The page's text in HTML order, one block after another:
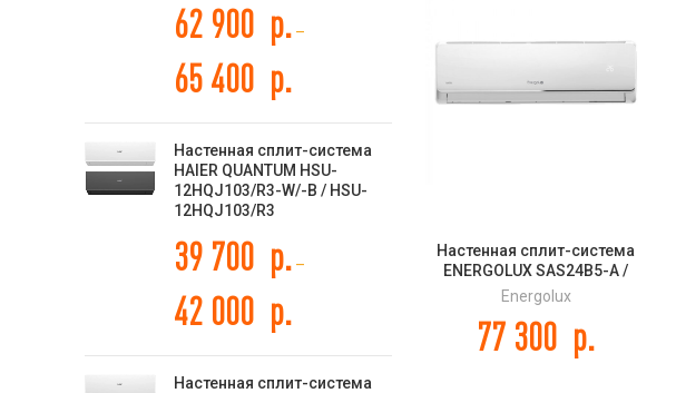
Настенная сплит-система
ENERGOLUX SAS24B5-A /
SAU24B5-A BASEL 5
Energolux
77 300 р.
62 900 р. –
65 400 р.
Настенная сплит-система
HAIER QUANTUM HSU-
12HQJ103/R3-W/-B / HSU-
12HQJ103/R3
39 700 р. –
42 000 р.
Настенная сплит-система